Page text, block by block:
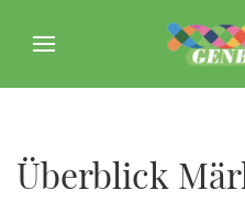
Überblick